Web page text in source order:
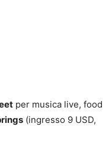
per musica live, food
(ingresso 9 USD,